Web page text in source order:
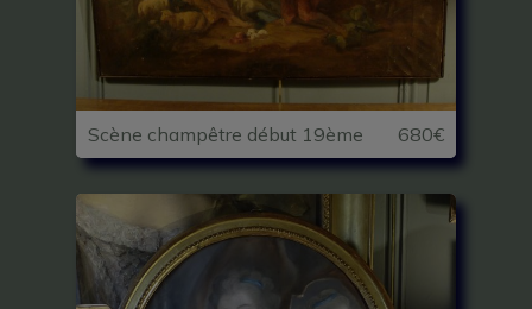
Scène champêtre début 19ème 680€